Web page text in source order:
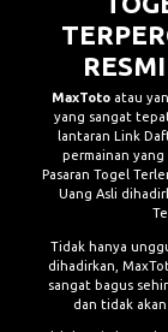
MaxToto atau
yang sangat
lantaran Link
permainan yang
Pasaran Togel
Uang Asli
Tidak hanya
dihadirkan,
sangat bagus
dan tidak